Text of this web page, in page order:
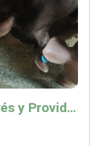
La OMSA reconoció a San Andrés y Providencia como zona libre de Peste Porcina Clásica (PPC)